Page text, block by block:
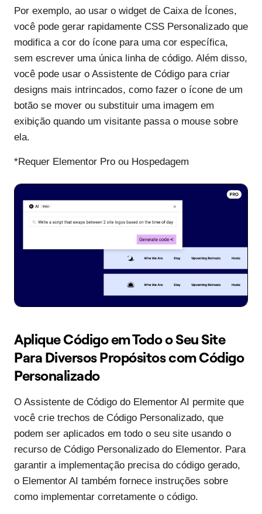
Por exemplo, ao usar o widget de Caixa de Ícones,
você pode gerar rapidamente CSS Personalizado que
modifica a cor do ícone para uma cor específica,
sem escrever uma única linha de código. Além disso,
você pode usar o Assistente de Código para criar
designs mais intrincados, como fazer o ícone de um
botão se mover ou substituir uma imagem em
exibição quando um visitante passa o mouse sobre
ela.
*Requer Elementor Pro ou Hospedagem
Aplique Código em Todo o Seu Site
Para Diversos Propósitos com Código
Personalizado
O Assistente de Código do Elementor AI permite que
você crie trechos de Código Personalizado, que
podem ser aplicados em todo o seu site usando o
recurso de Código Personalizado do Elementor. Para
garantir a implementação precisa do código gerado,
o Elementor AI também fornece instruções sobre
como implementar corretamente o código.